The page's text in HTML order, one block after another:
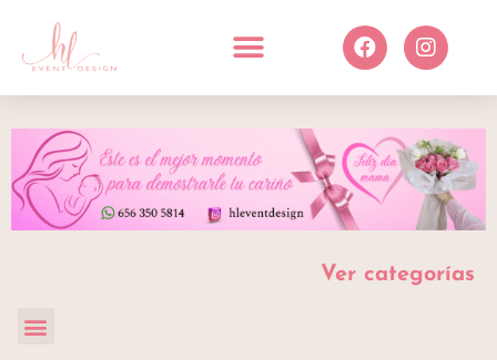
Ver categorías